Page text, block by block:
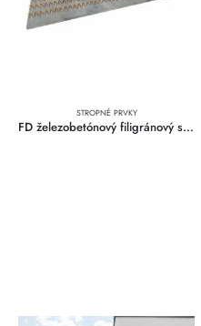
STROPNÉ PRVKY
FD železobetónový filigránový stropný prvok